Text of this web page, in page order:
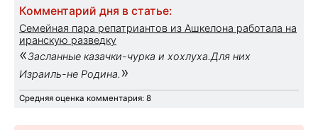
Комментарий дня в статье:
Семейная пара репатриантов из Ашкелона работала на
иранскую разведку
«Засланные казачки-чурка и хохлуха.Для них
Израиль-не Родина. »
Средняя оценка комментария: 8